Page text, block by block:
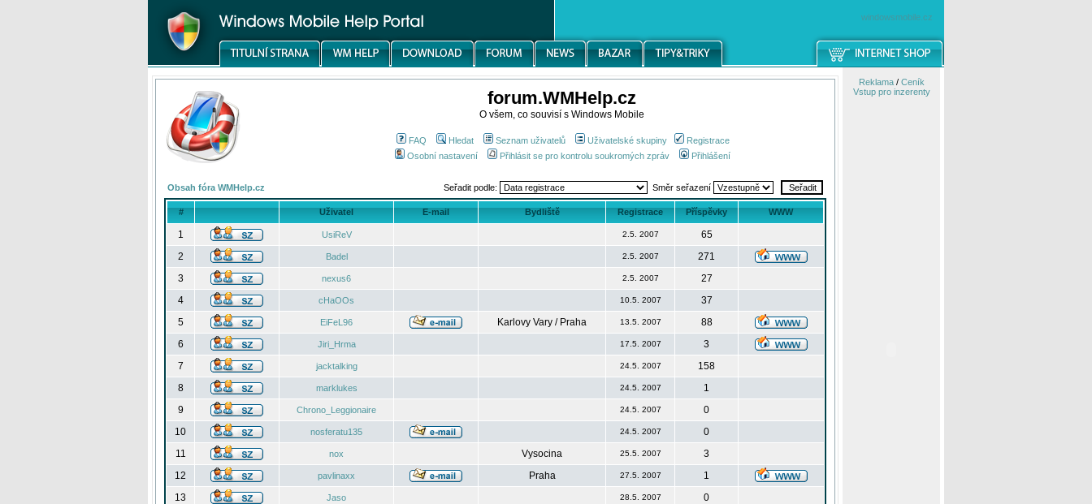
windowsmobile.cz
forum.WMHelp.cz
O všem, co souvisí s Windows Mobile
FAQ Hledat Seznam uživatelů Uživatelské skupiny
Registrace
Osobní nastavení
Přihlásit se pro kontrolu soukromých zpráv Přihlášení
Obsah fóra WMHelp.cz Seřadit podle: Směr seřazení
# Uživatel E-mail Bydliště Registrace Příspěvky WWW
1 UsiReV 2.5. 2007
65
2
Badel 2.5. 2007
271
3
nexus6 2.5. 2007
27
4
cHaOOs 10.5. 2007
37
5
EiFeL96 Karlovy Vary / Praha 13.5. 2007
88
6
Jiri_Hrma 17.5. 2007
3
7
jacktalking 24.5. 2007
158
8
marklukes 24.5. 2007
1
9
Chrono_Leggionaire 24.5. 2007
0
10
nosferatu135 24.5. 2007
0
11
nox Vysocina 25.5. 2007
3
12
pavlinaxx Praha 27.5. 2007
1
13
Jaso 28.5. 2007
0
Reklama/ Ceník
Vstup pro inzerenty